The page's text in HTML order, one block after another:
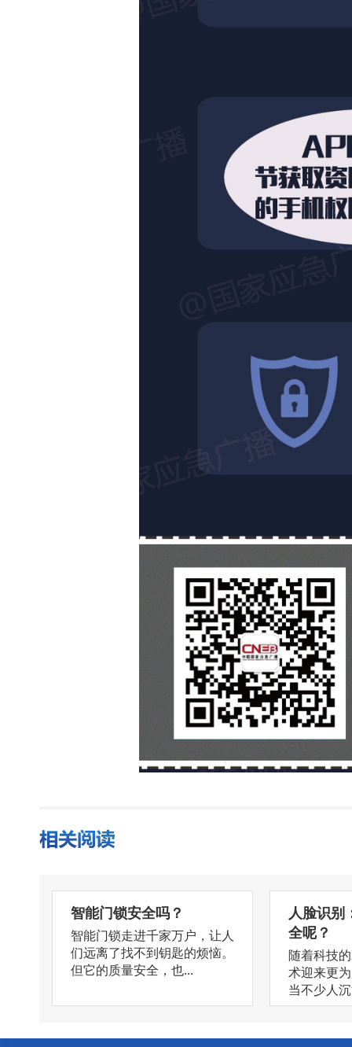
智能门锁安全吗？
智能门锁走进千家万户，让人
们远离了找不到钥匙的烦恼。
但它的质量安全，也...
人脸识别
全呢？
随着科技
术迎来更
当不少人